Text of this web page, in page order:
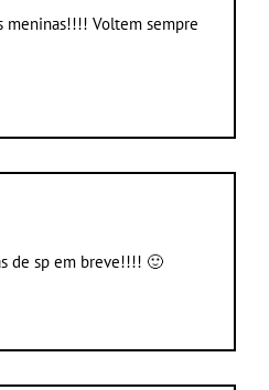
meninas!!!! Voltem sempre
de sp em breve!!!! 🙂